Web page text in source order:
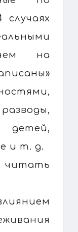
случаях
на
и т. д.
читать